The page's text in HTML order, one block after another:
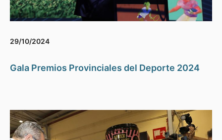
29/10/2024
Gala Premios Provinciales del Deporte 2024